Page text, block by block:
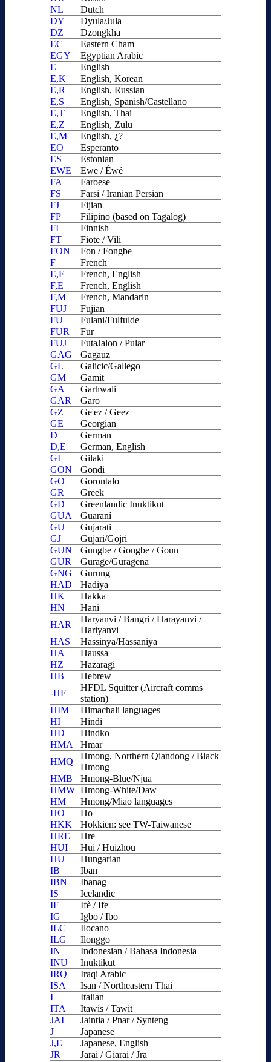
NL
Dutch
DY
Dyula/Jula
DZ
Dzongkha
EC
Eastern Cham
EGY
Egyptian Arabic
E
English
E,K
English, Korean
E,R
English, Russian
E,S
English, Spanish/Castellano
E,T
English, Thai
E,Z
English, Zulu
E,M
English, ¿?
EO
Esperanto
ES
Estonian
EWE
Ewe / Éwé
FA
Faroese
FS
Farsi / Iranian Persian
FJ
Fijian
FP
Filipino (based on Tagalog)
FI
Finnish
FT
Fiote / Vili
FON
Fon / Fongbe
F
French
E,F
French, English
F,E
French, English
F,M
French, Mandarin
FUJ
Fujian
FU
Fulani/Fulfulde
FUR
Fur
FUJ
FutaJalon / Pular
GAG
Gagauz
GL
Galicic/Gallego
GM
Gamit
GA
Garhwali
GAR
Garo
GZ
Ge'ez / Geez
GE
Georgian
D
German
D,E
German, English
GI
Gilaki
GON
Gondi
GO
Gorontalo
GR
Greek
GD
Greenlandic Inuktikut
GUA
Guaraní
GU
Gujarati
GJ
Gujari/Gojri
GUN
Gungbe / Gongbe / Goun
GUR
Gurage/Guragena
GNG
Gurung
HAD
Hadiya
HK
Hakka
HN
Hani
HAR
Haryanvi / Bangri / Harayanvi /
Hariyanvi
HAS
Hassinya/Hassaniya
HA
Haussa
HZ
Hazaragi
HB
Hebrew
-HF
HFDL Squitter (Aircraft comms
station)
HIM
Himachali languages
HI
Hindi
HD
Hindko
HMA
Hmar
HMQ
Hmong, Northern Qiandong / Black
Hmong
HMB
Hmong-Blue/Njua
HMW Hmong-White/Daw
HM
Hmong/Miao languages
HO
Ho
HKK
Hokkien: see TW-Taiwanese
HRE
Hre
HUI
Hui / Huizhou
HU
Hungarian
IB
Iban
IBN
Ibanag
IS
Icelandic
IF
Ifè / Ife
IG
Igbo / Ibo
ILC
Ilocano
ILG
Ilonggo
IN
Indonesian / Bahasa Indonesia
INU
Inuktikut
IRQ
Iraqi Arabic
ISA
Isan / Northeastern Thai
I
Italian
ITA
Itawis / Tawit
JAI
Jaintia / Pnar / Synteng
J
Japanese
J,E
Japanese, English
JR
Jarai / Giarai / Jra